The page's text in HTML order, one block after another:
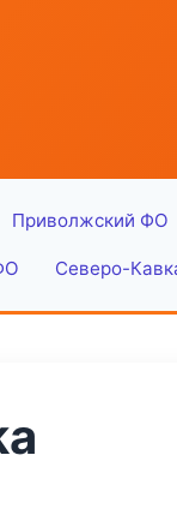
Приволжский ФО
Северо-